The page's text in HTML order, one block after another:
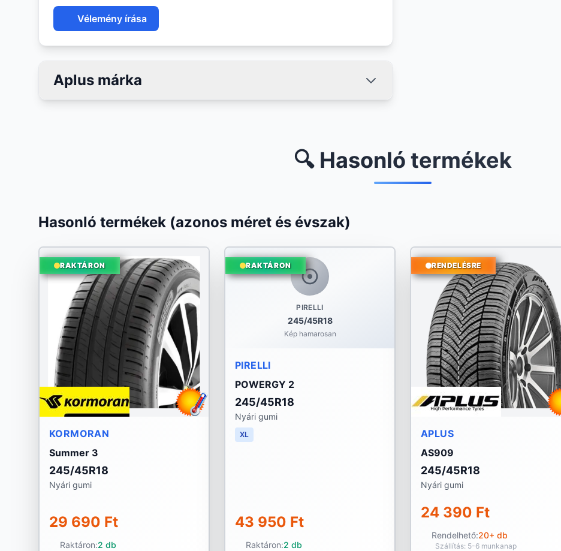
Vélemény írása
Aplus márka
🔍 Hasonló termékek
Hasonló termékek (azonos méret és évszak)
RAKTÁRON
KORMORAN
Summer 3
245/45R18
Nyári gumi
29 690 Ft
Raktáron:2 db
PIRELLI
245/45R18
Kép hamarosan
RAKTÁRON
PIRELLI
POWERGY 2
245/45R18
Nyári gumi
XL
43 950 Ft
Raktáron:2 db
RENDELÉSRE
APLUS
AS909
245/45R18
Nyári gumi
24 390 Ft
Rendelhető:20+ db
Szállítás: 5-6 munkanap